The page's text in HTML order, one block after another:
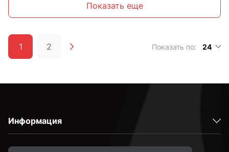
Показать еще
1 2 Показать по: 24
Информация